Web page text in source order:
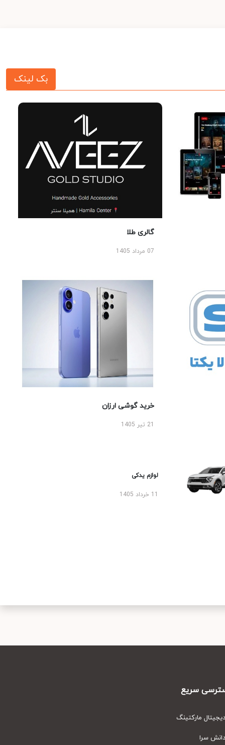
بک لینک
گالری طلا
07 مرداد 1405
خرید گوشی ارزان
لوازم یدکی
سریع
مارکتینگ
سرا